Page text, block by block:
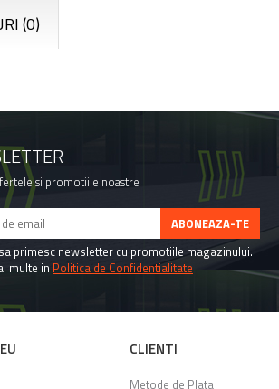
(0)
si promotiile noastre
primesc newsletter cu promotiile magazinului.
multe in Politica de Confidentialitate
CLIENTI
Metode de Plata